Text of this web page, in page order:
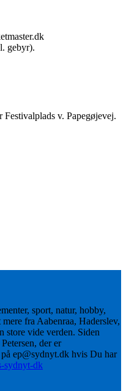
gebyr).
v. Papegøjevej.
sport, natur, hobby,
fra Aabenraa, Haderslev,
store vide verden. Siden
der er
ep@sydnyt.dk hvis Du har
sydnyt-dk